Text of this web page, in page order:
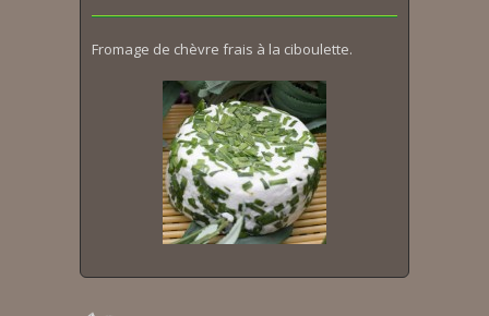
Fromage de chèvre frais à la ciboulette.